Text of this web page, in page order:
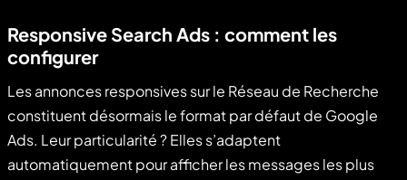
Responsive Search Ads : comment les
configurer
Les annonces responsives sur le Réseau de Recherche
constituent désormais le format par défaut de Google
Ads. Leur particularité ? Elles s’adaptent
automatiquement pour afficher les messages les plus